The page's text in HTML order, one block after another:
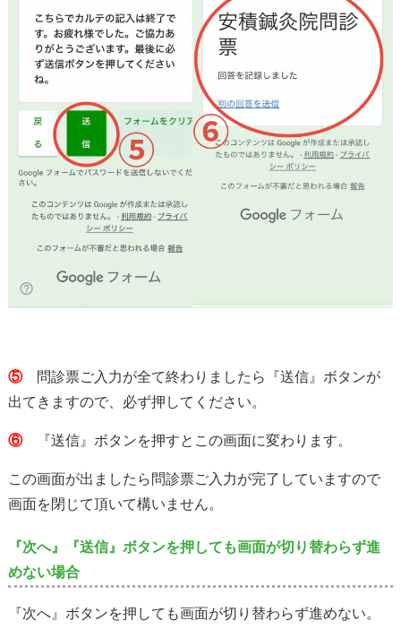
⑤
問診票ご入力が全て終わりましたら『送信』ボタンが
出てきますので、必ず押してください。
⑥『送信』ボタンを押すとこの画面に変わります。
この画面が出ましたら問診票ご入力が完了していますので
画面を閉じて頂いて構いません。
『次へ』『送信』ボタンを押しても画面が切り替わらず進
めない場合
『次へ』ボタンを押しても画面が切り替わらず進めない。